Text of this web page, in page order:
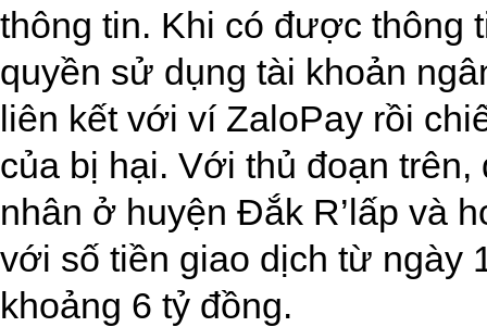
thông tin. Khi có được thông
quyền sử dụng tài khoản
liên kết với ví ZaloPay rồi
của bị hại. Với thủ đoạn
nhân ở huyện Đắk R’lấp và
với số tiền giao dịch từ ngày
khoảng 6 tỷ đồng.